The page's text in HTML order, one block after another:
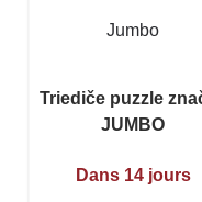
Jumbo
Triediče puzzle
JUMBO
Dans 14 jours